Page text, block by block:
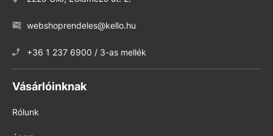
webshoprendeles@kello.hu
+36 1 237 6900 / 3-as mellék
Vásárlóinknak
Rólunk